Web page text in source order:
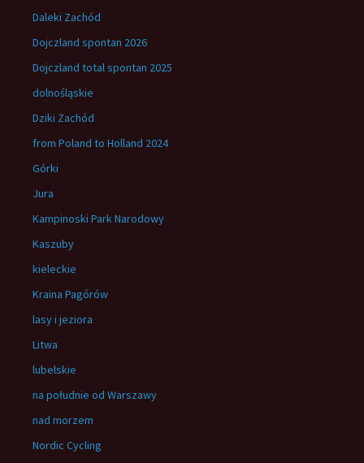
Daleki Zachód
Dojczland spontan 2026
Dojczland total spontan 2025
dolnośląskie
Dziki Zachód
from Poland to Holland 2024
Górki
Jura
Kampinoski Park Narodowy
Kaszuby
kieleckie
Kraina Pagórów
lasy i jeziora
Litwa
lubelskie
na południe od Warszawy
nad morzem
Nordic Cycling